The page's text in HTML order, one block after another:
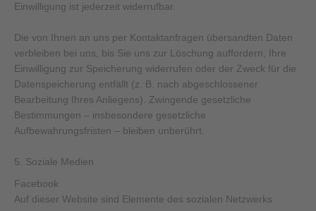
Einwilligung ist jederzeit widerrufbar.
Die von Ihnen an uns per Kontaktanfragen übersandten Daten
verbleiben bei uns, bis Sie uns zur Löschung auffordern, Ihre
Einwilligung zur Speicherung widerrufen oder der Zweck für die
Datenspeicherung entfällt (z. B. nach abgeschlossener
Bearbeitung Ihres Anliegens). Zwingende gesetzliche
Bestimmungen – insbesondere gesetzliche
Aufbewahrungsfristen – bleiben unberührt.
5. Soziale Medien
Facebook
Auf dieser Website sind Elemente des sozialen Netzwerks